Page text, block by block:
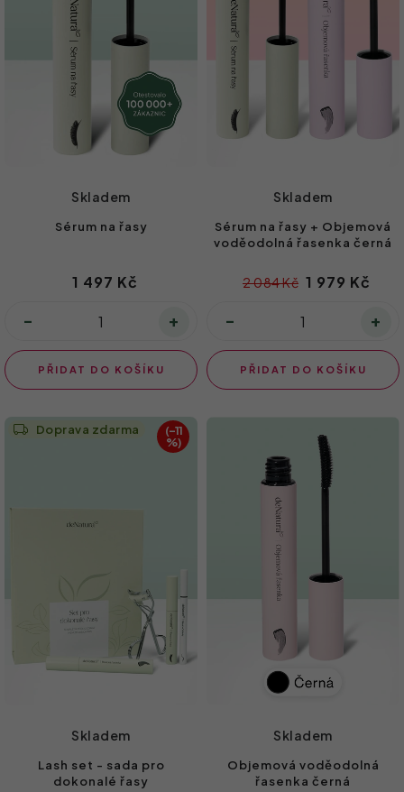
Sérum na řasy
Skladem
1 497 Kč
PŘIDAT DO KOŠÍKU
Sérum na řasy + Objemová
voděodolná řasenka černá
Skladem
1 979 Kč
2 084 Kč
PŘIDAT DO KOŠÍKU
Doprava zdarma
Lash set - sada pro
dokonalé řasy
Skladem
(–11
%)
Objemová voděodolná
řasenka černá
Skladem